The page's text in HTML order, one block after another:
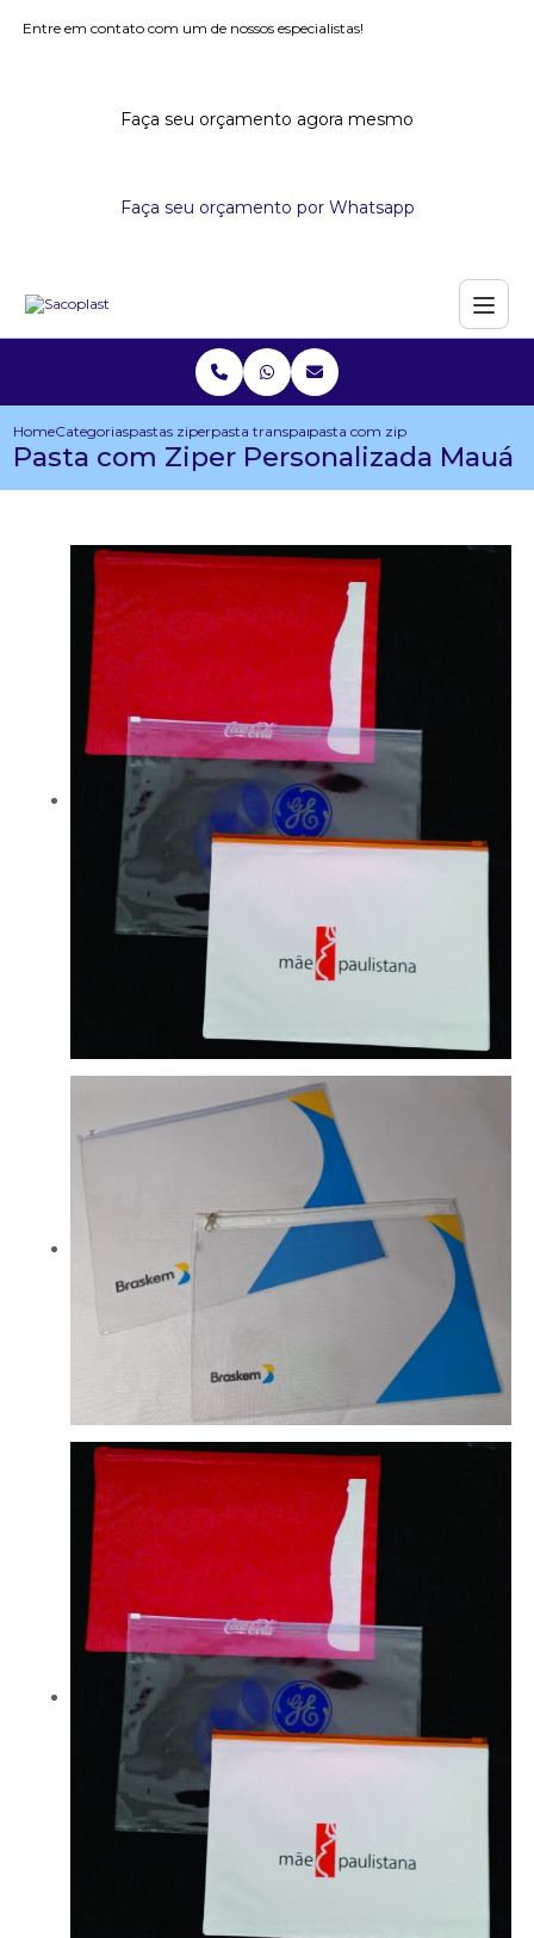
Entre em contato com um de nossos especialistas!
Faça seu orçamento agora mesmo
Faça seu orçamento por Whatsapp
HomeCategoriaspastas ziperpasta transparente com ziperpasta com ziper personalizada
Pasta com Ziper Personalizada Mauá